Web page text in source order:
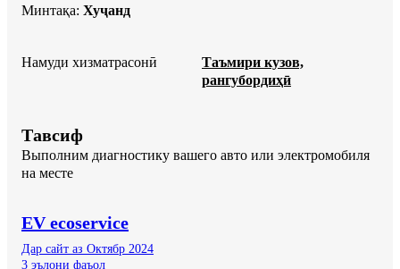
Минтақа: Хуҷанд
Намуди хизматрасонӣ
Таъмири кузов,
рангубордиҳӣ
Тавсиф
Выполним диагностику вашего авто или электромобиля
на месте
EV ecoservice
Дар сайт аз Октябр 2024
3 эълони фаъол